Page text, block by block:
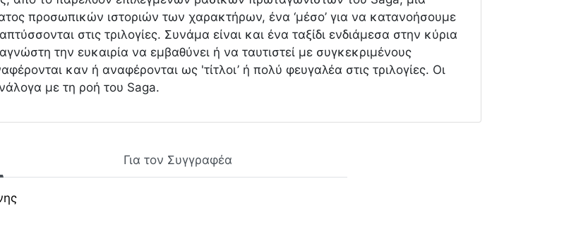
προσωπικών ιστοριών των χαρακτήρων, ένα ‘μέσο’ για να κατανοήσουμε
στις τριλογίες. Συνάμα είναι και ένα ταξίδι ενδιάμεσα στην κύρια
την ευκαιρία να εμβαθύνει ή να ταυτιστεί με συγκεκριμένους
καν ή αναφέρονται ως 'τίτλοι’ ή πολύ φευγαλέα στις τριλογίες. Oι
με τη ροή του Saga.
Για τον Συγγραφέα